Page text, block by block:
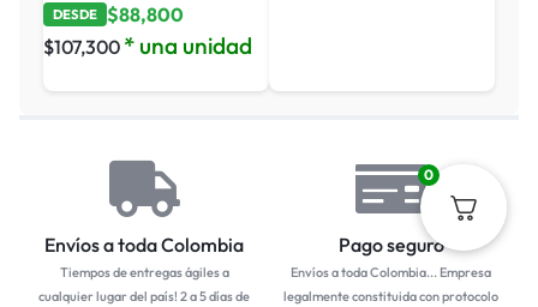
DESDE $88,800
$107,300 * una unidad
Envíos a toda Colombia
Tiempos de entregas ágiles a
cualquier lugar del país! 2 a 5 días de
Pago seguro
Envíos a toda Colombia... Empresa
legalmente constituida con protocolo
0